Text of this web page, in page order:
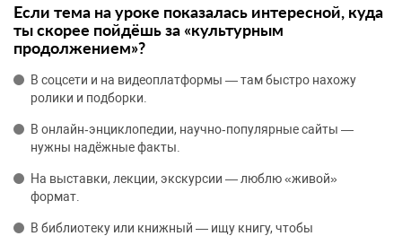
Если тема на уроке показалась интересной, куда
ты скорее пойдёшь за «культурным
продолжением»?
В соцсети и на видеоплатформы — там быстро нахожу
ролики и подборки.
В онлайн‑энциклопедии, научно‑популярные сайты —
нужны надёжные факты.
На выставки, лекции, экскурсии — люблю «живой»
формат.
В библиотеку или книжный — ищу книгу, чтобы